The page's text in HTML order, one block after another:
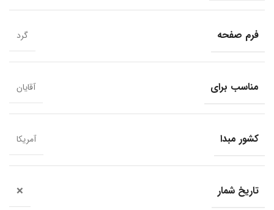
فرم صفحه گرد
مناسب برای آقایان
کشور مبدا آمریکا
تاریخ شمار ❌